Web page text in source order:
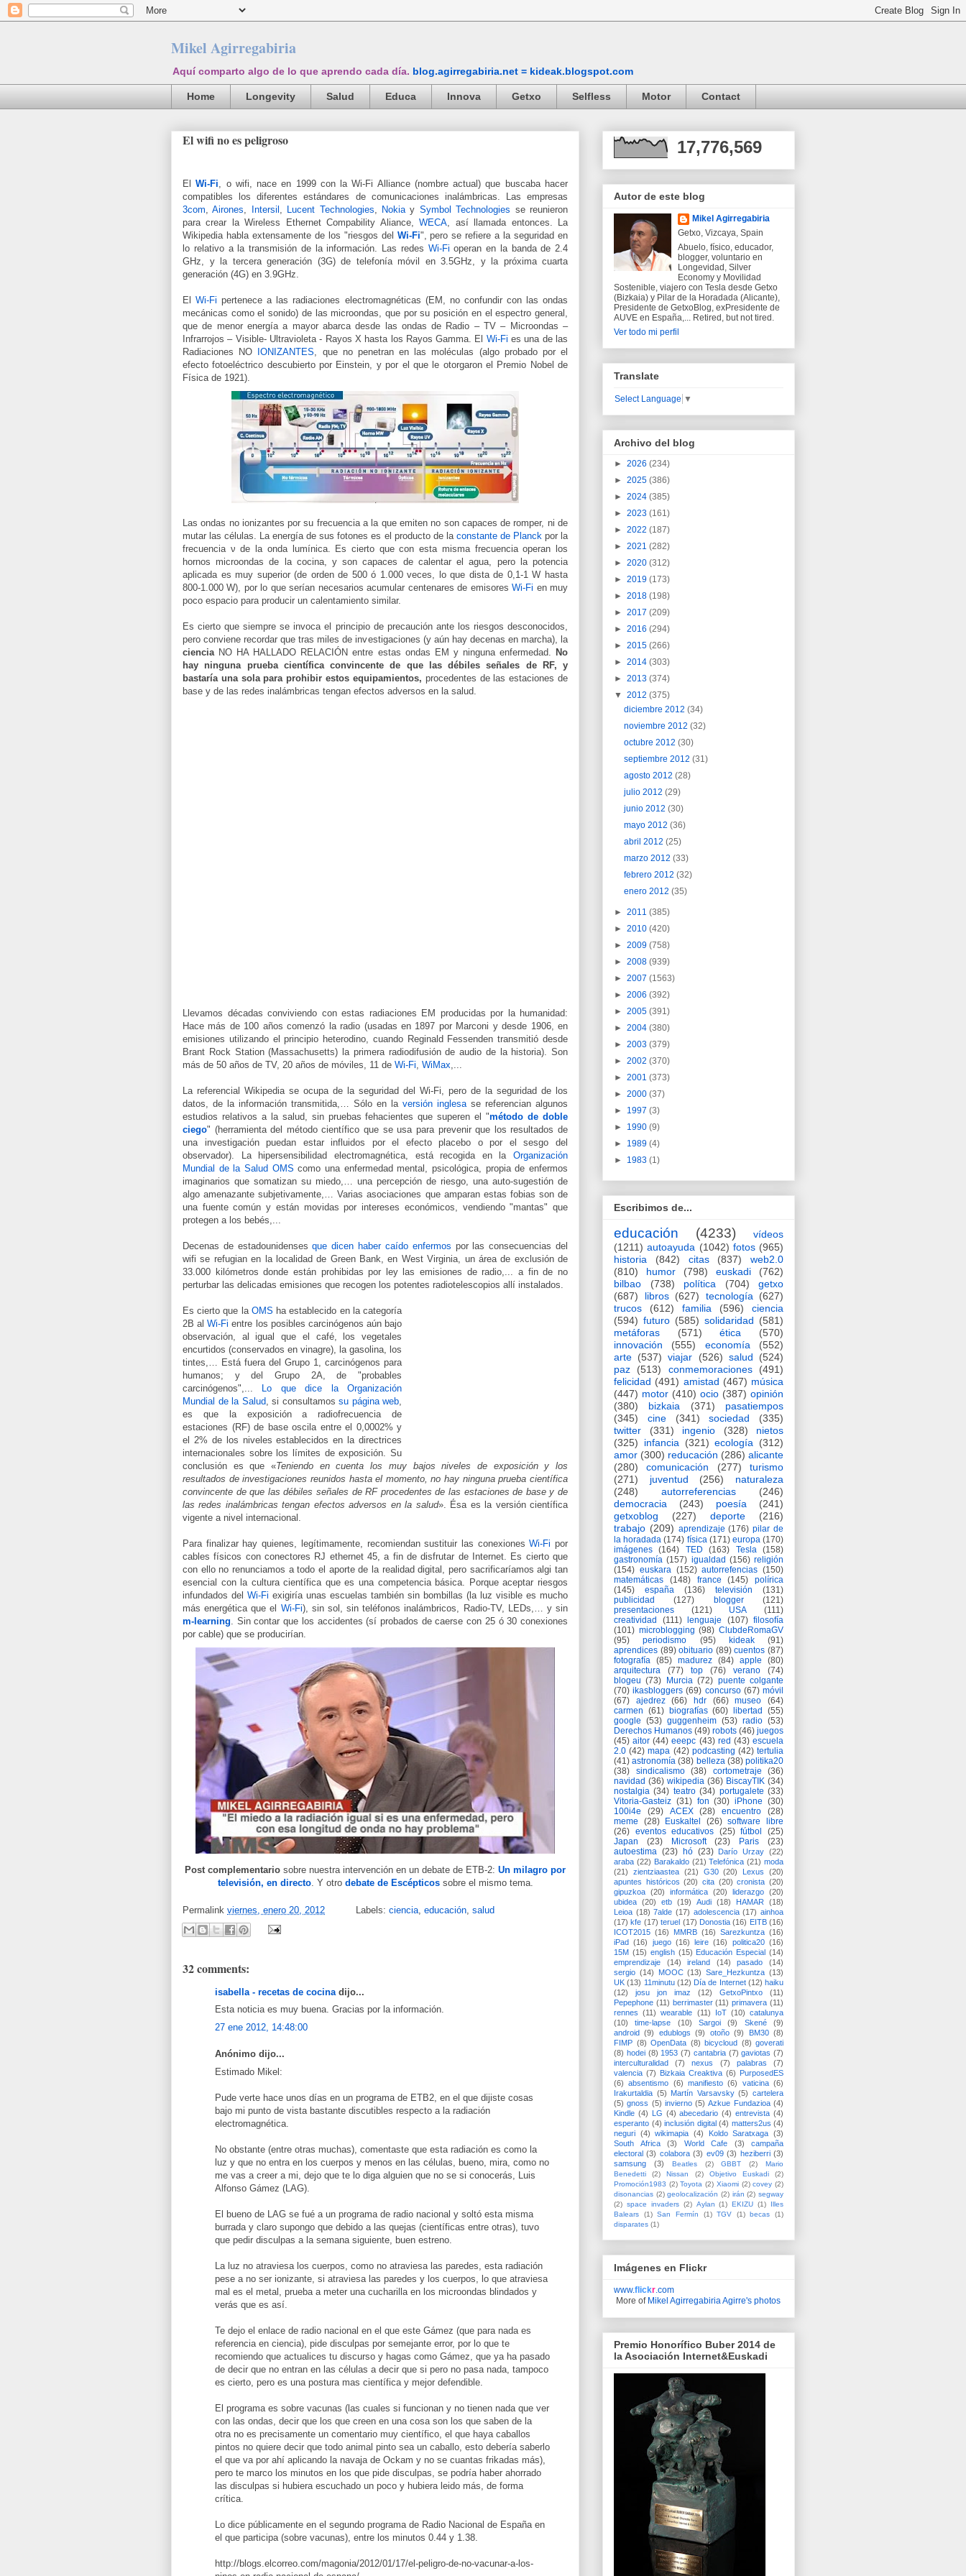
Mikel Agirregabiria
Aquí comparto algo de lo que aprendo cada día. blog.agirregabiria.net = kideak.blogspot.com
Home Longevity Salud Educa Innova Getxo Selfless Motor Contact
El wifi no es peligroso
ElWi-Fi , o wifi, nace en 1999 con la Wi-Fi Alliance (nombre actual) que buscaba hacer
compatibles los diferentes estándares de comunicaciones inalámbricas. Las empresas
3com ,Airones Intersil Lucent Technologies Nokia y Symbol Technologies se reunieron
para crear la Wireless Ethernet Compability Aliance,WECA , así llamada entonces. La
Wikipedia habla extensamente de los "riesgos del Wi-Fi", pero se refiere a la seguridad en
lo relativo a la transmisión de la información. Las redes Wi-Fi operan en la banda de 2.4
GHz, y la tercera generación (3G) de telefonía móvil en 3.5GHz, y la próxima cuarta
generación (4G) en 3.9GHz.
ElWi-Fi pertenece a las radiaciones electromagnéticas (EM, no confundir con las ondas
mecánicas como el sonido) de las microondas, que por su posición en el espectro general,
que de menor energía a mayor abarca desde las ondas de Radio – TV – Microondas –
Infrarrojos – Visible- Ultravioleta - Rayos X hasta los Rayos Gamma. El Wi-Fi es una de las
Radiaciones NO
IONIZANTES , que no penetran en las moléculas (algo probado por el
efecto fotoeléctrico descubierto por Einstein, y por el que le otorgaron el Premio Nobel de
Física de 1921).
Las ondas no ionizantes por su frecuencia a la que emiten no son capaces de romper, ni de
mutar las células. La energía de sus fotones es el producto de la constante de Planck por la
frecuencia ν de la onda lumínica. Es cierto que con esta misma frecuencia operan los
hornos microondas de la cocina, y son capaces de calentar el agua, pero la potencia
aplicada es muy superior (de orden de 500 ó 1.000 veces, lo que dista de 0,1-1 W hasta
800-1.000 W), por lo que serían necesarios acumular centenares de emisoresWi-Fi en muy
poco espacio para producir un calentamiento similar.
Es cierto que siempre se invoca el principio de precaución ante los riesgos desconocidos,
pero conviene recordar que tras miles de investigaciones (y aún hay decenas en marcha), la
ciencia NO HA HALLADO RELACIÓN entre estas ondas EM y ninguna enfermedad.
No
hay ninguna prueba científica convincente de que las débiles señales de RF, y
bastaría una sola para prohibir estos equipamientos, procedentes de las estaciones de
base y de las redes inalámbricas tengan efectos adversos en la salud.
Llevamos décadas conviviendo con estas radiaciones EM producidas por la humanidad:
Hace más de 100 años comenzó la radio (usadas en 1897 por Marconi y desde 1906, en
emisiones utilizando el principio heterodino, cuando Reginald Fessenden transmitió desde
Brant Rock Station (Massachusetts) la primera radiodifusión de audio de la historia). Son
más de 50 años de TV, 20 años de móviles, 11 de Wi-Fi WiMax
La referencial Wikipedia se ocupa de la seguridad del Wi-Fi, pero de la seguridad de los
datos, de la información transmitida,… Sólo en la versión inglesa se referencian algunos
estudios relativos a la salud, sin pruebas fehacientes que superen el "método de doble
ciego" (herramienta del método científico que se usa para prevenir que los resultados de
una investigación puedan estar influidos por el efecto placebo o por el sesgo del
observador). La hipersensibilidad electromagnética, está recogida en la Organización
Mundial de la Salud OMS como una enfermedad mental, psicológica, propia de enfermos
imaginarios que somatizan su miedo,… una percepción de riesgo, una auto-sugestión de
algo amenazante subjetivamente,… Varias asociaciones que amparan estas fobias son de
una fuente común y están movidas por intereses económicos, vendiendo "mantas" que
protegen a los bebés,...
Decenas de estadounidensesque dicen haber caído enfermos por las consecuencias del
wifi se refugian en la localidad de Green Bank, en West Virginia, un área de exclusión de
33.000 kilómetros donde están prohibidas por ley las emisiones de radio,... a fin de no
perturbar las delicadas emisiones que recogen los potentes radiotelescopios allí instalados.
Es cierto que la OMS ha establecido en la categoría
2B alWi-Fi entre los posibles carcinógenos aún bajo
observación, al igual que el café, los vegetales
encurtidos (conservados en vinagre), la gasolina, los
tintes,… Está fuera del Grupo 1, carcinógenos para
humanos; y del Grupo 2A, de "probables
carcinógenos",...
Lo que dice la Organización
Mundial de la Salud , si consultamos su página web
es que la exposición a radiofrecuencia de
estaciones (RF) de base oscila entre el 0,0002% y
el 2% de los niveles establecidos en la directrices
internacionales sobre los límites de exposición. Su
conclusión es que «Teniendo en cuenta los muy bajos niveles de exposición y los
resultados de investigaciones reunidos hasta el momento, no hay ninguna prueba científica
convincente de que las débiles señales de RF procedentes de las estaciones de base y de
las redes inalámbricas tengan efectos adversos en la salud». Ésa es la versión científica
vigente a nivel internacional.
Para finalizar hay quienes, legítimamente, recomiendan sustituir las conexionesWi-Fi por
cables físicos con conectores RJ ethernet 45, a fin de disfrutar de Internet. Es cierto que
con ello no renunciamos a todo el aporte de la realidad digital, pero sacrificaríamos algi tan
esencial con la cultura científica que es una competencia básica. Porque aceptar riesgos
infundados del Wi-Fi exigiría unas escuelas también sin bombillas (la luz visible es mucho
más energética que el Wi-Fi), sin sol, sin teléfonos inalámbricos, Radio-TV, LEDs,… y sin
m-learning . Sin contar que los accidentes (sí probados de caerse con 25 ó 30 conexiones
por cable) que se producirían.
Post complementario sobre nuestra intervención en un debate de ETB-2: Un milagro por
televisión, en directo. Y otro debate de Escépticos sobre el mismo tema.
Permalink viernes, enero 20, 2012 Labels: ciencia, educación, salud
32 comments:
isabella - recetas de cocina dijo...
Esta noticia es muy buena. Gracias por la información.
27 ene 2012, 14:48:00
Anónimo dijo...
Estimado Mikel:
Pude verte hace unos días en un programa de ETB2, en el que dijiste cosas
bajo mi punto de vista bastante discutibles respecto a la radiación
electromagnética.
No obstante (entre otras muchas), comentaste que esta radiación es como la
luz y que no entra en los cuerpos y menos en las células, bueno, mira, como no
me vas a creer a mi, dejo que te lo diga alguien que no se si conocerás, Luis
Alfonso Gámez (LAG).
El bueno de LAG se fué a un programa de radio nacional y soltó esta misma
burrada y claro supongo que debido a las quejas (científicas entre otras), tuvo
que pedir disculpas a la semana siguiente, buen estreno.
La luz no atraviesa los cuerpos, como no atraviesa las paredes, esta radiación
pese a no ser ionizante, si atraviesa las paredes y los cuerpos, lo que atraviesa
mal es el metal, prueba a meter una cucharilla en los microondas blindados y
verás que es así.
Te dejo el enlace de radio nacional en el que este Gámez (que para nada es
referencia en ciencia), pide disculpas por semejante error, por lo que te
recomiendo que actualices tu discurso y hagas como Gámez, que ya ha pasado
de decir que no entran en las células a decir que si pero no pasa nada, tampoco
es cierto, pero es una postura mas científica y mejor defendible.
El programa es sobre vacunas (las cuales si funcionan y no tienen nada que ver
con las ondas, decir que los que creen en una cosa son los que saben de la
otra no es precisamente un comentario muy científico, el que haya caballos
pintos no quiere decir que todo animal pinto sea un caballo, esto debería saberlo
el que va por ahí aplicando la navaja de Ockam y no se cuantas frikadas más),
pero te marco los minutos en los que pide disculpas, se podría haber ahorrado
las disculpas si hubiera escuchado un poco y hubiera leido más, de forma
crítica.
Lo dice públicamente en el segundo programa de Radio Nacional de España en
el que participa (sobre vacunas), entre los minutos 0.44 y 1.38.
http://blogs.elcorreo.com/magonia/2012/01/17/el-peligro-de-no-vacunar-a-los-
17,776,569
Autor de este blog
Mikel Agirregabiria
Getxo, Vizcaya, Spain
Abuelo, físico, educador,
blogger, voluntario en
Longevidad, Silver
Economy y Movilidad
Sostenible, viajero con Tesla desde Getxo
(Bizkaia) y Pilar de la Horadada (Alicante),
Presidente de GetxoBlog, exPresidente de
AUVE en España,... Retired, but not tired.
Ver todo mi perfil
Translate
Select Language ▼
Archivo del blog
► 2026 (234)
► 2025 (386)
► 2024 (385)
► 2023 (161)
► 2022 (187)
► 2021 (282)
► 2020 (312)
► 2019 (173)
► 2018 (198)
► 2017 (209)
► 2016 (294)
► 2015 (266)
► 2014 (303)
► 2013 (374)
▼ 2012 (375)
diciembre 2012(34)
noviembre 2012(32)
octubre 2012(30)
septiembre 2012(31)
agosto 2012(28)
julio 2012(29)
junio 2012(30)
mayo 2012(36)
abril 2012(25)
marzo 2012(33)
febrero 2012(32)
enero 2012(35)
► 2011 (385)
► 2010 (420)
► 2009 (758)
► 2008 (939)
► 2007 (1563)
► 2006 (392)
► 2005 (391)
► 2004 (380)
► 2003 (379)
► 2002 (370)
► 2001 (373)
► 2000 (37)
► 1997 (3)
► 1990 (9)
► 1989 (4)
► 1983 (1)
Escribimos de...
educación (4233)
vídeos
(1211) autoayuda (1042) fotos (965)
historia
(842) citas (837)
web2.0
(810)
humor (798) euskadi
(762)
bilbao
(738) política (704)
getxo
(687)
libros (627) tecnología
(627)
trucos
(612) familia (596)
ciencia
(594) futuro (585) solidaridad (581)
metáforas
(571) ética
(570)
innovación
(555) economía
(552)
arte (537) viajar (526) salud
(524)
paz
(513) conmemoraciones
(491)
felicidad (491) amistad (467) música
(447) motor (410) ocio (387) opinión
(380)
bizkaia (371)
pasatiempos
(345)
cine (341) sociedad
(335)
twitter
(331) ingenio (328)
nietos
(325)
infancia (321) ecología
(312)
amor (300) reducación (286) alicante
(280)
comunicación (277)
turismo
(271)
juventud (256)
naturaleza
(248)
autorreferencias
(246)
democracia
(243) poesía
(241)
getxoblog
(227) deporte
(216)
trabajo (209) aprendizaje (176) pilar de
la horadada (174) física (171) europa (170)
imágenes
(164) TED (163) Tesla
(158)
gastronomía (157) igualdad (156) religión
(154) euskara (152) autorrefencias (150)
matemáticas
(148) france (145)
polírica
(145)
españa (136) televisión
(131)
publicidad
(127) blogger
(121)
presentaciones
(121) USA
(111)
creatividad
(111) lenguaje (107) filosofía
(101) microblogging (98) ClubdeRomaGV
(95)
periodismo (95) kideak
(91)
aprendices (89) obituario (89) cuentos (87)
fotografía (85) madurez (84) apple
(80)
arquitectura
(77) top (76) verano
(74)
blogeu (73) Murcia (72) puente colgante
(70) ikasbloggers (69) concurso (67) móvil
(67)
ajedrez (66) hdr (66) museo
(64)
carmen (61) biografías (60) libertad
(55)
google (53) guggenheim (53) radio (53)
Derechos Humanos (49) robots (46) juegos
(45) aitor (44) eeepc (43) red (43) escuela
2.0 (42) mapa (42) podcasting (42) tertulia
(41) astronomía (38) belleza (38) politika20
(38)
sindicalismo (38) cortometraje
(36)
navidad (36) wikipedia (36) BiscayTIK (34)
nostalgia (34) teatro (34) portugalete (33)
Vitoria-Gasteiz (31) fon (30) iPhone (30)
100i4e
(29) ACEX (28) encuentro
(28)
meme
(28) Euskaltel (26) software libre
(26) eventos educativos (25) fútbol
(25)
Japan
(23) Microsoft (23) Paris
(23)
autoestima (23) hó (23) Darío Urzay (22)
araba (22) Barakaldo (21) Telefónica (21) moda
(21)
zientziaastea (21) G30 (20) Lexus
(20)
apuntes históricos (20) cita (20) cronista (20)
gipuzkoa (20) informática (20) liderazgo (20)
ubidea (20) etb (19) Audi (18) HAMAR
(18)
Leioa (18) 7alde (17) adolescencia (17) ainhoa
(17) kfe (17) teruel (17) Donostia (16) EITB (16)
ICOT2015 (16) MMRB (16) Sarezkuntza (16)
iPad (16) juego (16) leire (16) politica20 (16)
15M (15) english (15) Educación Especial (14)
emprendizaje
(14) ireland (14) pasado
(14)
sergio (14) MOOC (13) Sare_Hezkuntza (13)
UK (13) 11minutu (12) Día de Internet (12) haiku
(12)
josu jon imaz (12) GetxoPintxo
(11)
Pepephone (11) berrimaster (11) primavera (11)
rennes (11) wearable (11) IoT (10) catalunya
(10)
time-lapse (10) Sargoi (9) Skené
(9)
android (9) edublogs (9) otoño (9) BM30 (8)
FIMP (8) OpenData (8) bicycloud (8) goverati
(8) hodei (8) 1953 (7) cantabria (7) gaviotas (7)
interculturalidad
(7) nexus (7) palabras
(7)
valencia (7) Bizkaia Creaktiva (6) PurposedES
(6)
absentismo (6) manifiesto (6) vaticina (6)
Irakurtaldia (5) Martín Varsavsky (5) cartelera
(5) gnoss (5) invierno (5) Azkue Fundazioa (4)
Kindle (4) LG (4) abecedario (4) entrevista (4)
esperanto (4) inclusión digital (4) matters2us (4)
neguri (4) wikimapia (4) Koldo Saratxaga (3)
South Africa
(3) World Cafe (3)
campaña
electoral (3) colabora (3) ev09 (3) heziberri (3)
samsung
(3) Beatles (2) GBBT (2)
Mario
Benedetti
(2) Nissan (2) Objetivo Euskadi
(2)
Promoción1983 (2) Toyota (2) Xiaomi (2) covey (2)
disonancias (2) geolocalización (2) irán (2) segway
(2) space invaders (2) Aylan (1) EKIZU (1)
Illes
Balears
(1) San Fermín (1) TGV (1) becas
(1)
disparates (1)
Imágenes en Flickr
www.flickr .com
More of Mikel Agirregabiria Agirre's photos
Premio Honorífico Buber 2014 de
la Asociación Internet&Euskadi